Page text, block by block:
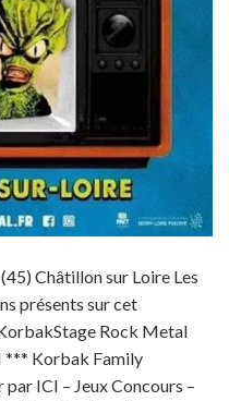
Châtillon sur Loire Les
présents sur cet
Rock Metal
*** Korbak Family
ICI – Jeux Concours –